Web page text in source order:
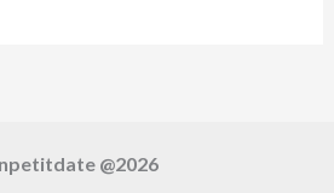
@2026